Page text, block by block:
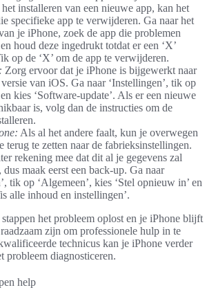
installeren van een nieuwe app, kan het
specifieke app te verwijderen. Ga naar het
je iPhone, zoek de app die problemen
houd deze ingedrukt totdat er een ‘X’
op de ‘X’ om de app te verwijderen.
Zorg ervoor dat je iPhone is bijgewerkt naar
van iOS. Ga naar ‘Instellingen’, tik op
en kies ‘Software-update’. Als er een nieuwe
is, volg dan de instructies om de
Als al het andere faalt, kun je overwegen
terug te zetten naar de fabrieksinstellingen.
rekening mee dat dit al je gegevens zal
maak eerst een back-up. Ga naar
tik op ‘Algemeen’, kies ‘Stel opnieuw in’ en
alle inhoud en instellingen’.
het probleem oplost en je iPhone blijft
zijn om professionele hulp in te
technicus kan je iPhone verder
probleem diagnosticeren.